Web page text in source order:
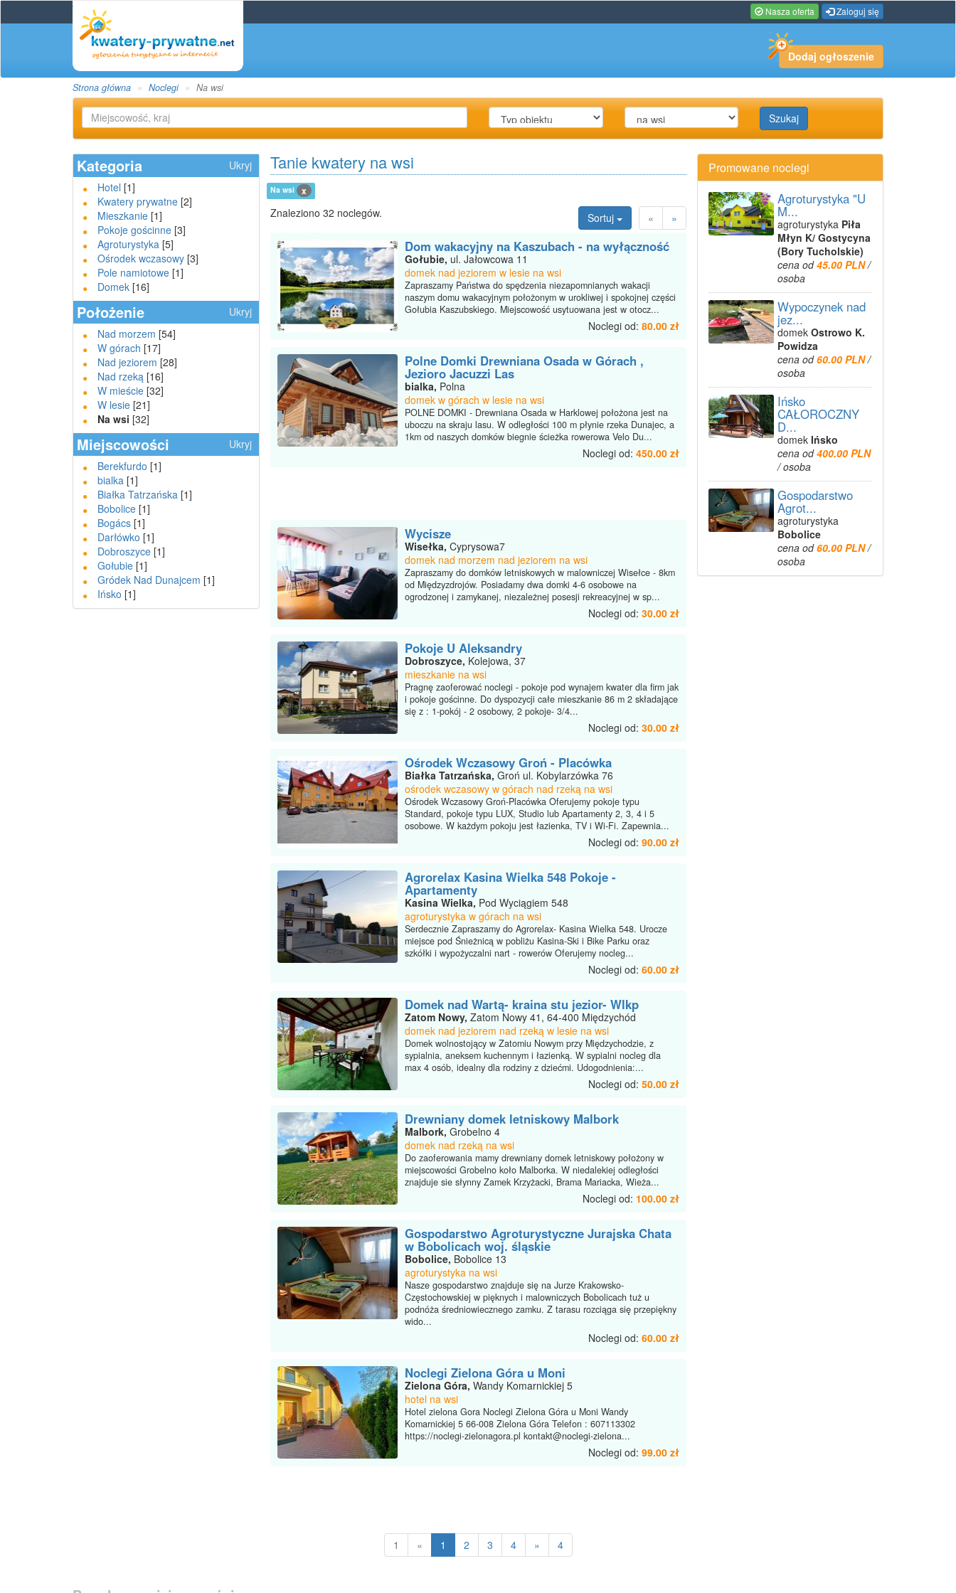
Nasza oferta Zaloguj się
Dodaj ogłoszenie
Strona główna Noclegi Na wsi
Szukaj
Kategoria
Ukryj
Hotel [1]
Kwatery prywatne [2]
Mieszkanie [1]
Pokoje gościnne [3]
Agroturystyka [5]
Ośrodek wczasowy [3]
Pole namiotowe [1]
Domek [16]
Położenie
Ukryj
Nad morzem [54]
W górach [17]
Nad jeziorem [28]
Nad rzeką [16]
W mieście [32]
W lesie [21]
Na wsi [32]
Miejscowości
Ukryj
Berekfurdo [1]
bialka [1]
Białka Tatrzańska [1]
Bobolice [1]
Bogács [1]
Darłówko [1]
Dobroszyce [1]
Gołubie [1]
Gródek Nad Dunajcem [1]
Ińsko [1]
Tanie kwatery na wsi
Na wsi x
Znaleziono 32 noclegów. « »
Sortuj
Dom wakacyjny na Kaszubach - na wyłączność
Gołubie, ul. Jałowcowa 11
domek nad jeziorem w lesie na wsi
Zapraszamy Państwa do spędzenia niezapomnianych wakacji
naszym domu wakacyjnym położonym w urokliwej i spokojnej części
Gołubia Kaszubskiego. Miejscowość usytuowana jest w otocz...
Noclegi od: 80.00 zł
Polne Domki Drewniana Osada w Górach ,
Jezioro Jacuzzi Las
bialka, Polna
domek w górach w lesie na wsi
POLNE DOMKI - Drewniana Osada w Harklowej położona jest na
uboczu na skraju lasu. W odległości 100 m płynie rzeka Dunajec, a
1km od naszych domków biegnie ścieżka rowerowa Velo Du...
Noclegi od: 450.00 zł
Wycisze
Wisełka, Cyprysowa7
domek nad morzem nad jeziorem na wsi
Zapraszamy do domków letniskowych w malowniczej Wisełce - 8km
od Międzyzdrojów. Posiadamy dwa domki 4-6 osobowe na
ogrodzonej i zamykanej, niezależnej posesji rekreacyjnej w sp...
Noclegi od: 30.00 zł
Pokoje U Aleksandry
Dobroszyce, Kolejowa, 37
mieszkanie na wsi
Pragnę zaoferować noclegi - pokoje pod wynajem kwater dla firm jak
i pokoje gościnne. Do dyspozycji całe mieszkanie 86 m 2 składające
się z : 1-pokój - 2 osobowy, 2 pokoje- 3/4...
Noclegi od: 30.00 zł
Ośrodek Wczasowy Groń - Placówka
Białka Tatrzańska, Groń ul. Kobylarzówka 76
ośrodek wczasowy w górach nad rzeką na wsi
Ośrodek Wczasowy Groń-Placówka Oferujemy pokoje typu
Standard, pokoje typu LUX, Studio lub Apartamenty 2, 3, 4 i 5
osobowe. W każdym pokoju jest łazienka, TV i Wi-Fi. Zapewnia...
Noclegi od: 90.00 zł
Agrorelax Kasina Wielka 548 Pokoje -
Apartamenty
Kasina Wielka, Pod Wyciągiem 548
agroturystyka w górach na wsi
Serdecznie Zapraszamy do Agrorelax- Kasina Wielka 548. Urocze
miejsce pod Śnieżnicą w pobliżu Kasina-Ski i Bike Parku oraz
szkółki i wypożyczalni nart - rowerów Oferujemy nocleg...
Noclegi od: 60.00 zł
Domek nad Wartą- kraina stu jezior- Wlkp
Zatom Nowy, Zatom Nowy 41, 64-400 Międzychód
domek nad jeziorem nad rzeką w lesie na wsi
Domek wolnostojący w Zatomiu Nowym przy Międzychodzie, z
sypialnia, aneksem kuchennym i łazienką. W sypialni nocleg dla
max 4 osób, idealny dla rodziny z dziećmi. Udogodnienia:...
Noclegi od: 50.00 zł
Drewniany domek letniskowy Malbork
Malbork, Grobelno 4
domek nad rzeką na wsi
Do zaoferowania mamy drewniany domek letniskowy położony w
miejscowości Grobelno koło Malborka. W niedalekiej odległości
znajduje sie słynny Zamek Krzyżacki, Brama Mariacka, Wieża...
Noclegi od: 100.00 zł
Gospodarstwo Agroturystyczne Jurajska Chata
w Bobolicach woj. śląskie
Bobolice, Bobolice 13
agroturystyka na wsi
Nasze gospodarstwo znajduje się na Jurze Krakowsko-
Częstochowskiej w pięknych i malowniczych Bobolicach tuż u
podnóża średniowiecznego zamku. Z tarasu rozciąga się przepiękny
wido...
Noclegi od: 60.00 zł
Noclegi Zielona Góra u Moni
Zielona Góra, Wandy Komarnickiej 5
hotel na wsi
Hotel zielona Gora Noclegi Zielona Góra u Moni Wandy
Komarnickiej 5 66-008 Zielona Góra Telefon : 607113302
https://noclegi-zielonagora.pl kontakt@noclegi-zielona...
Noclegi od: 99.00 zł
1 « 1 2 3 4 » 4
Promowane noclegi
Agroturystyka "U
M...
agroturystyka Piła
Młyn K/ Gostycyna
(Bory Tucholskie)
cena od45.00 PLN/
osoba
Wypoczynek nad
jez...
domek Ostrowo K.
Powidza
cena od60.00 PLN/
osoba
Ińsko
CAŁOROCZNY
D...
domek Ińsko
cena od400.00 PLN
/ osoba
Gospodarstwo
Agrot...
agroturystyka
Bobolice
cena od60.00 PLN/
osoba